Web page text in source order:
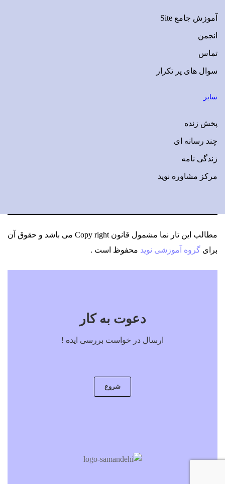
آموزش جامع Site
انجمن
تماس
سوال های پر تکرار
سایر
پخش زنده
چند رسانه ای
زندگی نامه
مرکز مشاوره نوید
مطالب این تار نما مشمول قانون Copy right می باشد
و حقوق آن
برای گروه آموزشی نوید محفوظ است .
دعوت به کار
ارسال در خواست بررسی ایده !
شروع